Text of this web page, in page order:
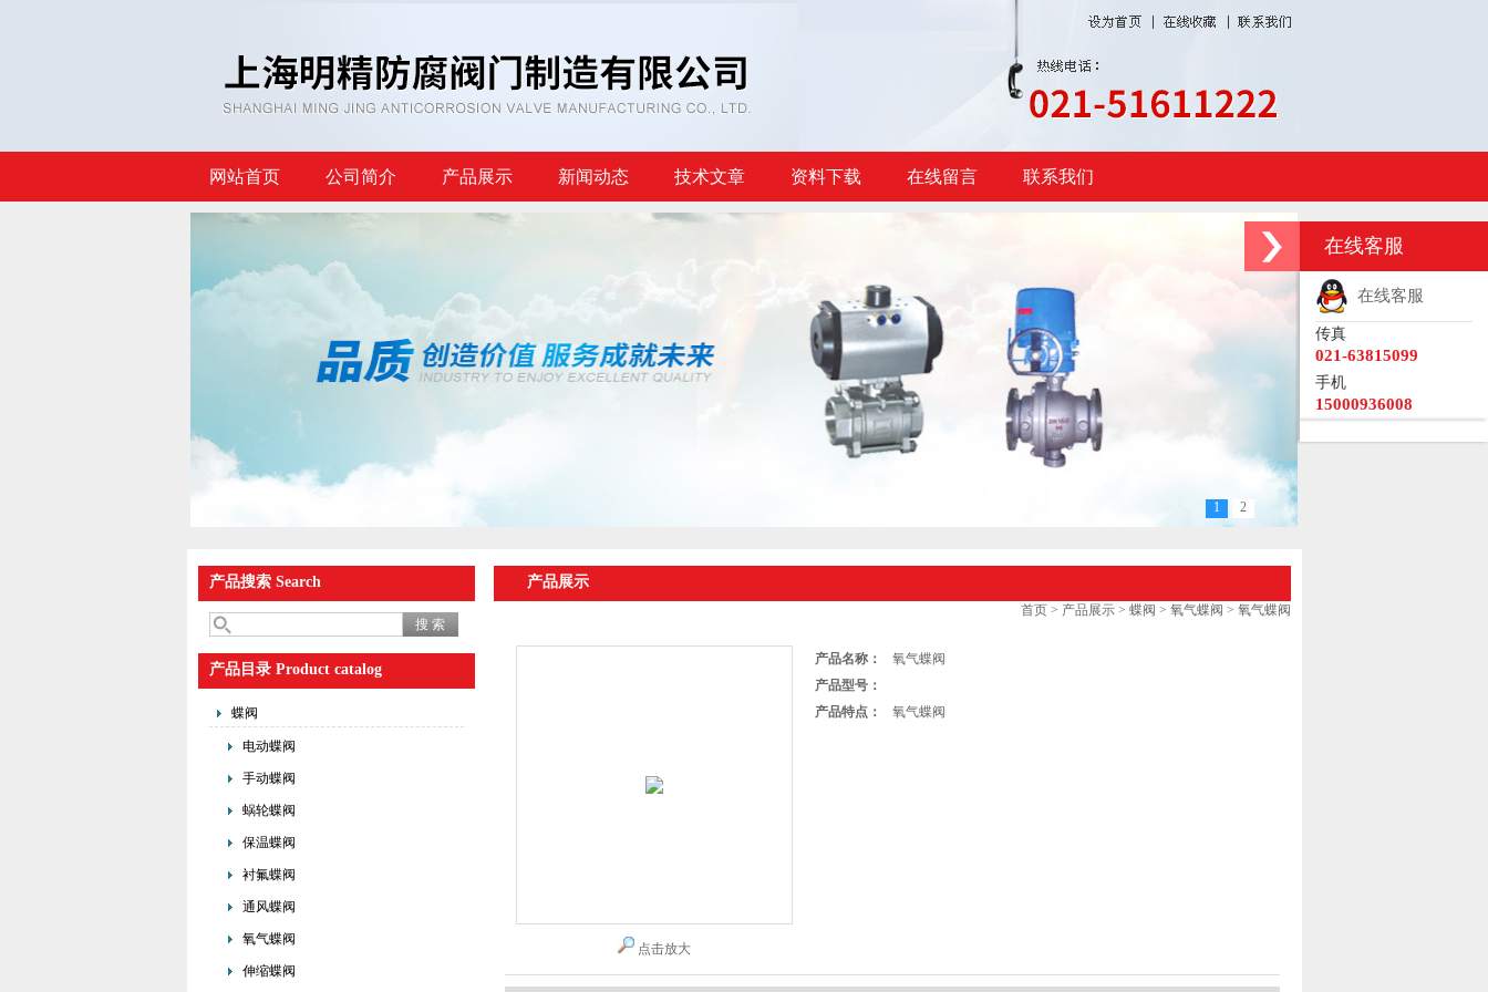
网站首页 公司简介 产品展示 新闻动态 技术文章 资料下载 在线留言 联系我们
1 2
产品搜索 Search
产品目录 Product catalog
蝶阀
电动蝶阀
手动蝶阀
蜗轮蝶阀
保温蝶阀
衬氟蝶阀
通风蝶阀
氧气蝶阀
伸缩蝶阀
产品展示
首页> 产品展示> 蝶阀 > 氧气蝶阀 > 氧气蝶阀
点击放大
产品名称：
氧气蝶阀
产品型号：
产品特点：
氧气蝶阀
在线客服
在线客服
传真
021-63815099
手机
15000936008